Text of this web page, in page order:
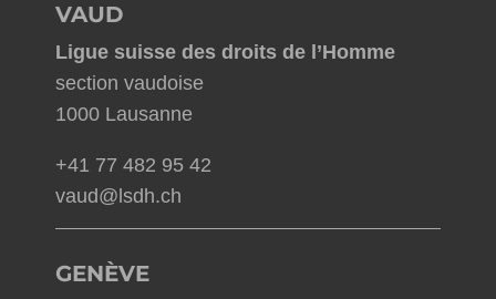
VAUD
Ligue suisse des droits de l’Homme
section vaudoise
1000 Lausanne
+41 77 482 95 42
vaud@lsdh.ch
GENÈVE